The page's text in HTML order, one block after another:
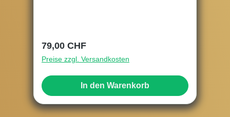
Regulärer Preis:
79,00 CHF
Preise zzgl. Versandkosten
In den Warenkorb